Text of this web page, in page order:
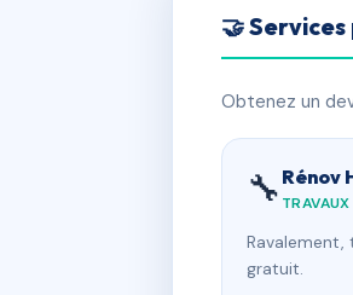
🤝
Obtenez un
🔧 Rénov
Ravalement,
gratuit.